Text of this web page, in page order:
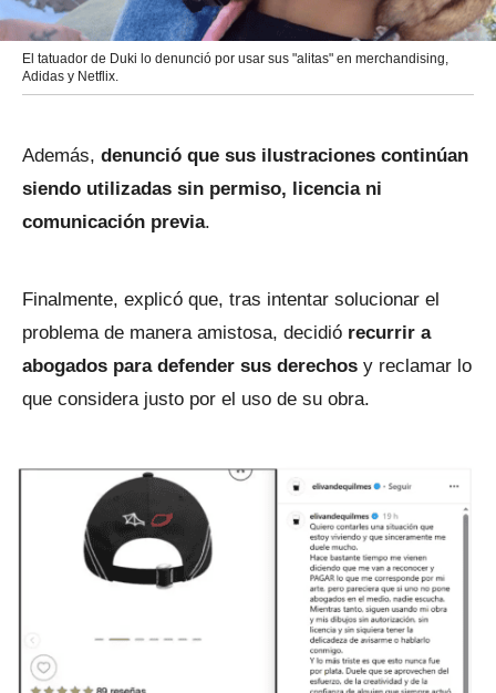
El tatuador de Duki lo denunció por usar sus "alitas" en merchandising,
Adidas y Netflix.
Además, denunció que sus ilustraciones continúan
siendo utilizadas sin permiso, licencia ni
comunicación previa.
Finalmente, explicó que, tras intentar solucionar el
problema de manera amistosa, decidió recurrir a
abogados para defender sus derechos y reclamar lo
que considera justo por el uso de su obra.